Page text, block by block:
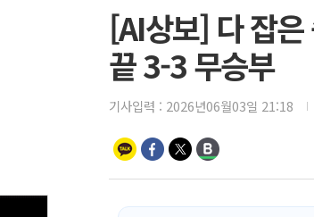
[AI상보] 다 잡
끝 3-3 무승부
기사입력 : 2026년06월03일 21:18